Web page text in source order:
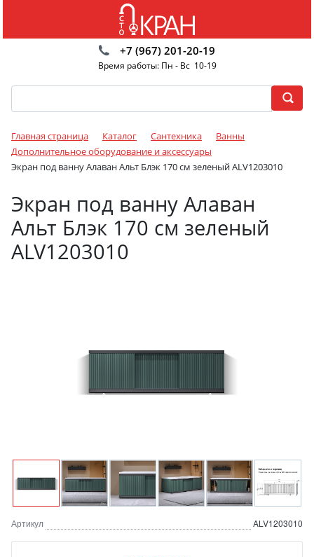
+7 (967) 201-20-19
Время работы: Пн - Вс 10-19
Главная страница Каталог Сантехника
Ванны
Дополнительное оборудование и аксессуары
Экран под ванну Алаван Альт Блэк 170 см зеленый ALV1203010
Экран под ванну Алаван
Альт Блэк 170 см зеленый
ALV1203010
Артикул ALV1203010